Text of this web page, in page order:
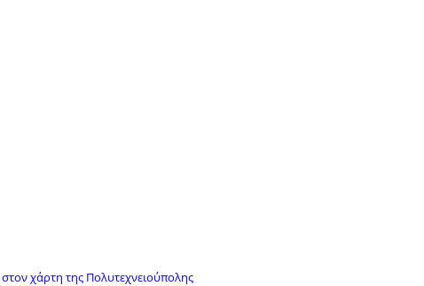
χάρτη της Πολυτεχνειούπολης